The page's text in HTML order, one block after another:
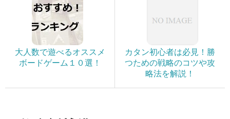
大人数で遊べるオススメ
ボードゲーム１０選！
カタン初心者は必見！勝
つための戦略のコツや攻
略法を解説！